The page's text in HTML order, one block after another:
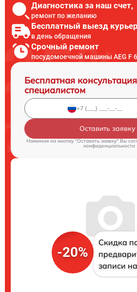
Диагностика за наш счет,
ремонт по желанию
Бесплатный выезд
в день обращения
Срочный ремонт
посудомоечной машины AEG F
Бесплатная
специалистом
Оставить заявку
Нажимая на кнопку "Оставить заявку" Вы
конфиденциальности
-20%
Скидка
записи